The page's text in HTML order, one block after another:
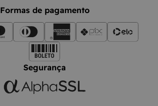
Formas de pagamento
Segurança